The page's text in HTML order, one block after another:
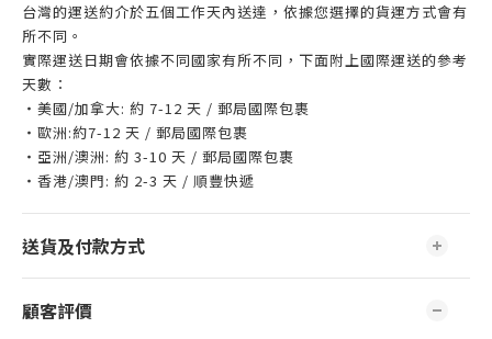
台灣的運送約介於五個工作天內送達，依據您選擇的貨運方式會有
所不同。
實際運送日期會依據不同國家有所不同，下面附上國際運送的參考
天數：
・美國/加拿大: 約 7-12 天 / 郵局國際包裹
・歐洲:約7-12 天 / 郵局國際包裹
・亞洲/澳洲: 約 3-10 天 / 郵局國際包裹
・香港/澳門: 約 2-3 天 / 順豐快遞
送貨及付款方式
顧客評價